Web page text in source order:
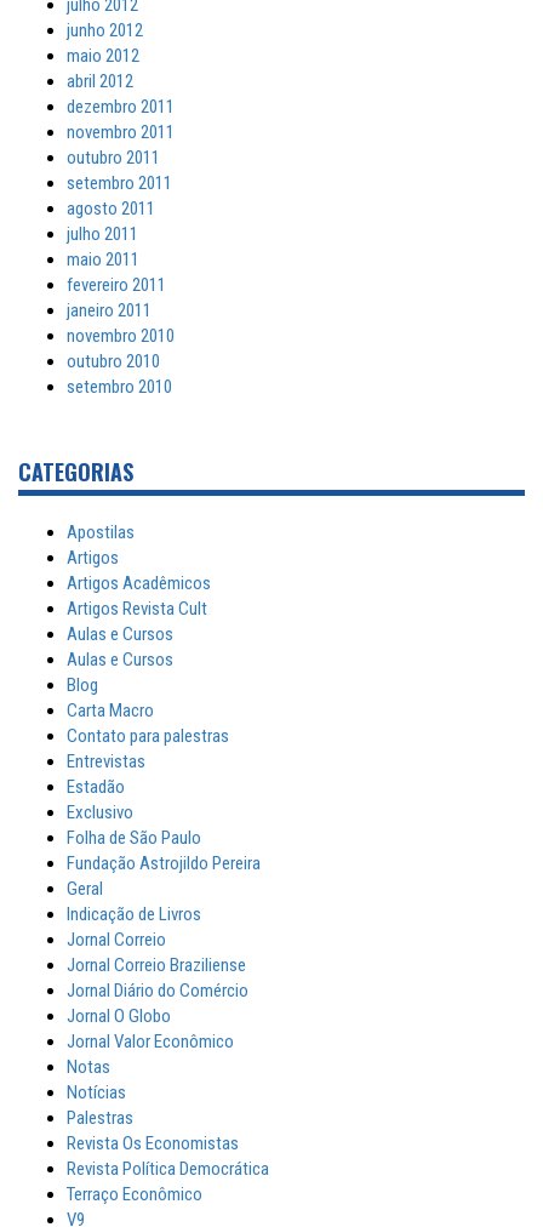
julho 2012
junho 2012
maio 2012
abril 2012
dezembro 2011
novembro 2011
outubro 2011
setembro 2011
agosto 2011
julho 2011
maio 2011
fevereiro 2011
janeiro 2011
novembro 2010
outubro 2010
setembro 2010
CATEGORIAS
Apostilas
Artigos
Artigos Acadêmicos
Artigos Revista Cult
Aulas e Cursos
Aulas e Cursos
Blog
Carta Macro
Contato para palestras
Entrevistas
Estadão
Exclusivo
Folha de São Paulo
Fundação Astrojildo Pereira
Geral
Indicação de Livros
Jornal Correio
Jornal Correio Braziliense
Jornal Diário do Comércio
Jornal O Globo
Jornal Valor Econômico
Notas
Notícias
Palestras
Revista Os Economistas
Revista Política Democrática
Terraço Econômico
V9